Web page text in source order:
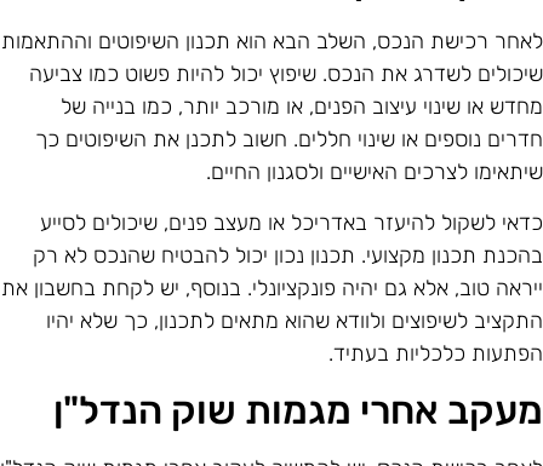
רכישת הנכס, השלב הבא הוא תכנון השיפוטים וההתאמות
לשדרג את הנכס. שיפוץ יכול להיות פשוט כמו צביעה
או שינוי עיצוב הפנים, או מורכב יותר, כמו בנייה של
נוספים או שינוי חללים. חשוב לתכנן את השיפוטים כך
לצרכים האישיים ולסגנון החיים.
לשקול להיעזר באדריכל או מעצב פנים, שיכולים לסייע
תכנון מקצועי. תכנון נכון יכול להבטיח שהנכס לא רק
טוב, אלא גם יהיה פונקציונלי. בנוסף, יש לקחת בחשבון את
לשיפוצים ולוודא שהוא מתאים לתכנון, כך שלא יהיו
כלכליות בעתיד.
אחרי מגמות שוק הנדל"ן